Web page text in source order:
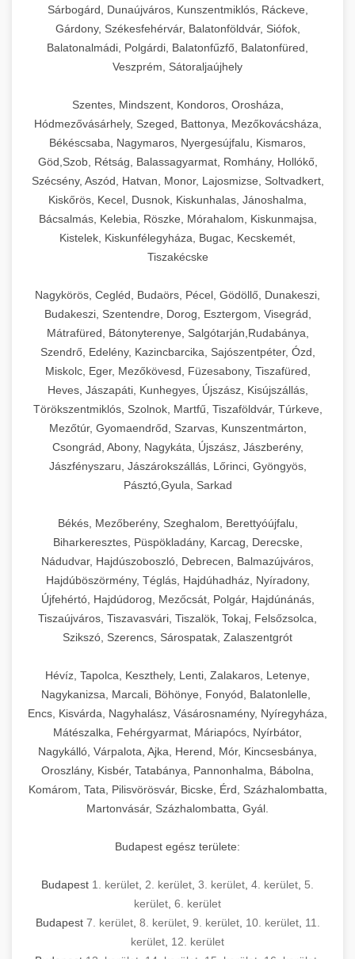
Sárbogárd, Dunaújváros, Kunszentmiklós, Ráckeve,
Gárdony, Székesfehérvár, Balatonföldvár, Siófok,
Balatonalmádi, Polgárdi, Balatonfűzfő, Balatonfüred,
Veszprém, Sátoraljaújhely
Szentes, Mindszent, Kondoros, Orosháza,
Hódmezővásárhely, Szeged, Battonya, Mezőkovácsháza,
Békéscsaba, Nagymaros, Nyergesújfalu, Kismaros,
Göd,Szob, Rétság, Balassagyarmat, Romhány, Hollókő,
Szécsény, Aszód, Hatvan, Monor, Lajosmizse, Soltvadkert,
Kiskőrös, Kecel, Dusnok, Kiskunhalas, Jánoshalma,
Bácsalmás, Kelebia, Röszke, Mórahalom, Kiskunmajsa,
Kistelek, Kiskunfélegyháza, Bugac, Kecskemét,
Tiszakécske
Nagykörös, Cegléd, Budaörs, Pécel, Gödöllő, Dunakeszi,
Budakeszi, Szentendre, Dorog, Esztergom, Visegrád,
Mátrafüred, Bátonyterenye, Salgótarján,Rudabánya,
Szendrő, Edelény, Kazincbarcika, Sajószentpéter, Ózd,
Miskolc, Eger, Mezőkövesd, Füzesabony, Tiszafüred,
Heves, Jászapáti, Kunhegyes, Újszász, Kisújszállás,
Törökszentmiklós, Szolnok, Martfű, Tiszaföldvár, Túrkeve,
Mezőtúr, Gyomaendrőd, Szarvas, Kunszentmárton,
Csongrád, Abony, Nagykáta, Újszász, Jászberény,
Jászfényszaru, Jászárokszállás, Lőrinci, Gyöngyös,
Pásztó,Gyula, Sarkad
Békés, Mezőberény, Szeghalom, Berettyóújfalu,
Biharkeresztes, Püspökladány, Karcag, Derecske,
Nádudvar, Hajdúszoboszló, Debrecen, Balmazújváros,
Hajdúböszörmény, Téglás, Hajdúhadház, Nyíradony,
Újfehértó, Hajdúdorog, Mezőcsát, Polgár, Hajdúnánás,
Tiszaújváros, Tiszavasvári, Tiszalök, Tokaj, Felsőzsolca,
Szikszó, Szerencs, Sárospatak, Zalaszentgrót
Hévíz, Tapolca, Keszthely, Lenti, Zalakaros, Letenye,
Nagykanizsa, Marcali, Böhönye, Fonyód, Balatonlelle,
Encs, Kisvárda, Nagyhalász, Vásárosnamény, Nyíregyháza,
Mátészalka, Fehérgyarmat, Máriapócs, Nyírbátor,
Nagykálló, Várpalota, Ajka, Herend, Mór, Kincsesbánya,
Oroszlány, Kisbér, Tatabánya, Pannonhalma, Bábolna,
Komárom, Tata, Pilisvörösvár, Bicske, Érd, Százhalombatta,
Martonvásár, Százhalombatta, Gyál.
Budapest egész területe:
Budapest 1. kerület 2. kerület 3. kerület 4. kerület 5.
kerület 6. kerület
Budapest 7. kerület, 8. kerület, 9. kerület, 10. kerület, 11.
kerület 12. kerület